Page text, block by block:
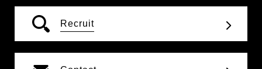
Recruit